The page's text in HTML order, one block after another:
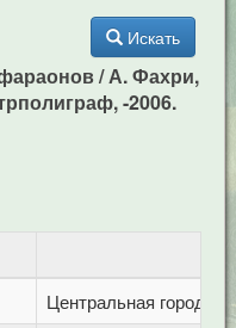
Искать
/ А. Фахри,
-2006.
Центральная